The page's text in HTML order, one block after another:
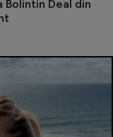
Deal din